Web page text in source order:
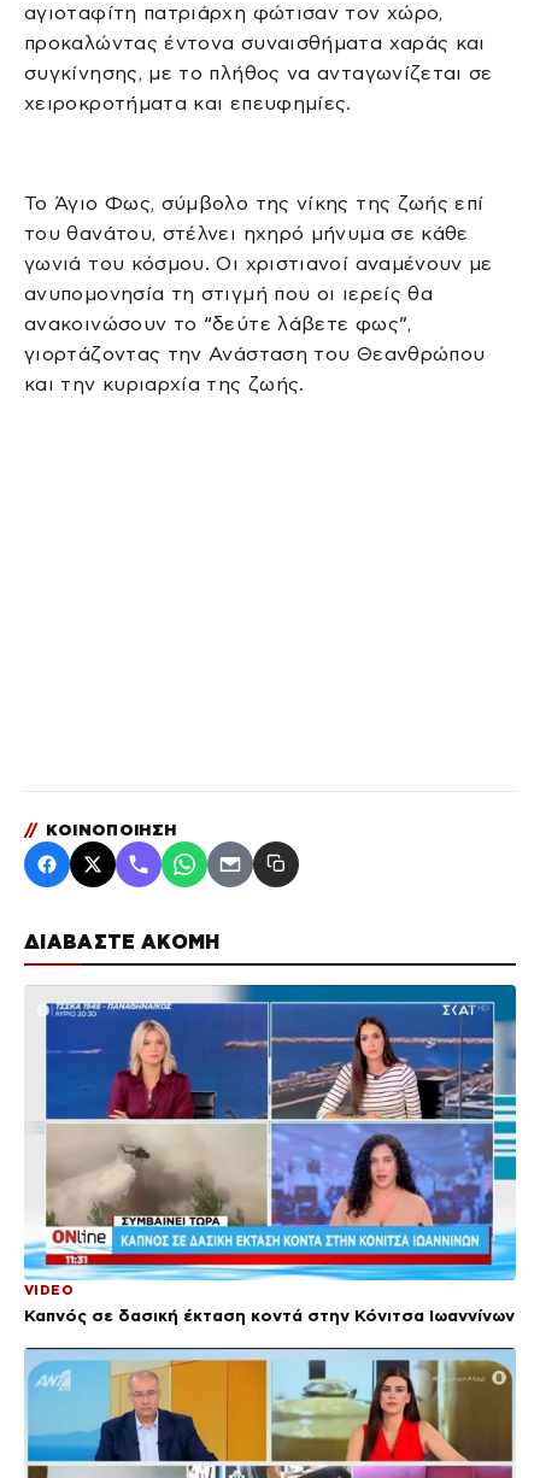
ΔΙΑΒΑΣΤΕ ΑΚΟΜΗ
VIDEO
Καπνός σε δασική έκταση κοντά στην Κόνιτσα Ιωαννίνων
αγιοταφίτη πατριάρχη φώτισαν τον χώρο,
προκαλώντας έντονα συναισθήματα χαράς και
συγκίνησης, με το πλήθος να ανταγωνίζεται σε
χειροκροτήματα και επευφημίες.
Το Άγιο Φως, σύμβολο της νίκης της ζωής επί
του θανάτου, στέλνει ηχηρό μήνυμα σε κάθε
γωνιά του κόσμου. Οι χριστιανοί αναμένουν με
ανυπομονησία τη στιγμή που οι ιερείς θα
ανακοινώσουν το “δεύτε λάβετε φως”,
γιορτάζοντας την Ανάσταση του Θεανθρώπου
και την κυριαρχία της ζωής.
// ΚΟΙΝΟΠΟΙΗΣΗ